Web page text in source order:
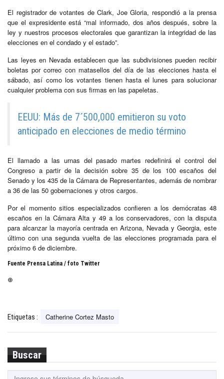
El registrador de votantes de Clark, Joe Gloria, respondió a la prensa
que el expresidente está “mal informado, dos años después, sobre la
ley y nuestros procesos electorales que garantizan la integridad de las
elecciones en el condado y el estado”.
Las leyes en Nevada establecen que las subdivisiones pueden recibir
boletas por correo con matasellos del día de las elecciones hasta el
sábado, así como los votantes tienen hasta el lunes para solucionar
cualquier problema con sus firmas en las papeletas.
EEUU: Más de 7´500,000 emitieron su voto
anticipado en elecciones de medio término
El llamado a las urnas del pasado martes redefinirá el control del
Congreso a partir de la decisión sobre 35 de los 100 escaños del
Senado y los 435 de la Cámara de Representantes, además de nombrar
a 36 de las 50 gobernaciones y otros cargos.
Por el momento sitios especializados confieren a los demócratas 48
escaños en la Cámara Alta y 49 a los conservadores, con la disputa
para alcanzar la mayoría centrada en Arizona, Nevada y Georgia, este
último con una segunda vuelta de las elecciones programada para el
próximo 6 de diciembre.
Fuente Prensa Latina / foto Twitter
⊕
Etiquetas : Catherine Cortez Masto
Buscar